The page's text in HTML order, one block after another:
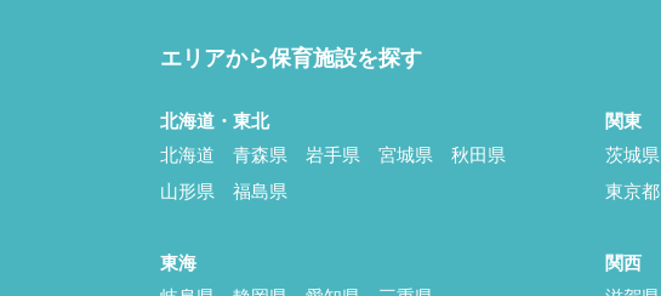
エリアから保育施設を探す
北海道・東北
北海道
青森県 岩手県 宮城県
秋田県
山形県
福島県
関東
茨城県
東京都
東海
関西